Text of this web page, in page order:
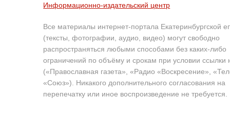
Информационно-издательский центр
Все материалы интернет-портала Екатеринбургской
(тексты, фотографии, аудио, видео) могут свободно
распространяться любыми способами без каких-либо
ограничений по объёму и срокам при условии ссылки
(«Православная газета», «Радио «Воскресение»,
«Союз»). Никакого дополнительного согласования на
перепечатку или иное воспроизведение не требуется.